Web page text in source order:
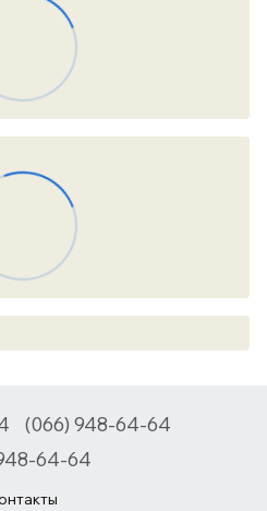
(066) 948-64-64
64-64